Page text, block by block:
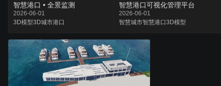
智慧港口 • 全景监测
2026-06-01
3D模型3D城市港口
智慧港口可视化管理平台
2026-06-01
智慧城市智慧港口3D模型